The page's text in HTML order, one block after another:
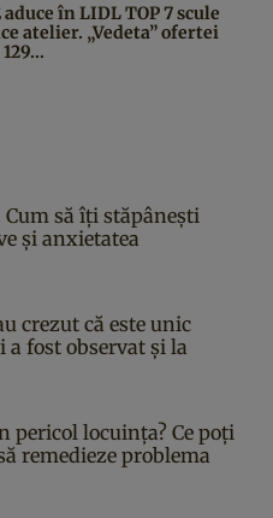
aduce în LIDL TOP 7 scule
atelier. „Vedeta” ofertei
să îți stăpânești
și anxietatea
crezut că este unic
fost observat și la
pericol locuința? Ce poți
remedieze problema